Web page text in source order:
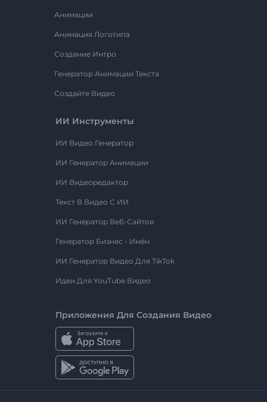
Анимации
Анимация Логотипа
Создание Интро
Генератор Анимации Текста
Создайте Видео
ИИ Инструменты
ИИ Видео Генератор
ИИ Генератор Анимации
ИИ Видеоредактор
Текст В Видео С ИИ
ИИ Генератор Веб-Сайтов
Генератор Бизнес - Имён
ИИ Генератор Видео Для TikTok
Идеи Для YouTube Видео
Приложения Для Создания Видео